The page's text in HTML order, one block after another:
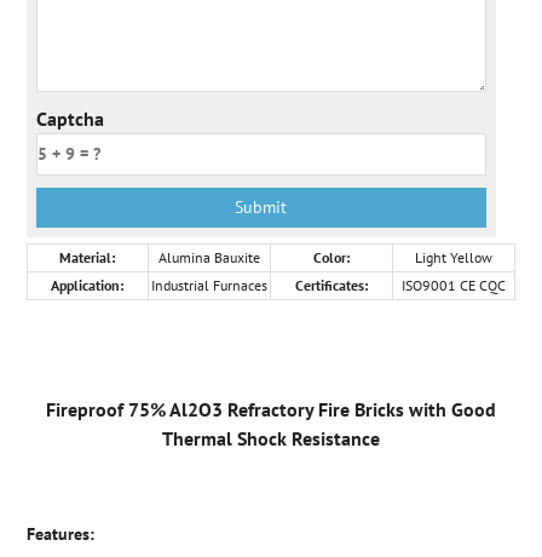
Captcha
Material: Alumina Bauxite Color:
Light Yellow
Application:
Industrial Furnaces Certificates: ISO9001 CE CQC
Fireproof 75% Al2O3 Refractory Fire Bricks with Good
Thermal Shock Resistance
Features: